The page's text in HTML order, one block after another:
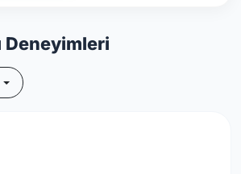
Deneyimleri